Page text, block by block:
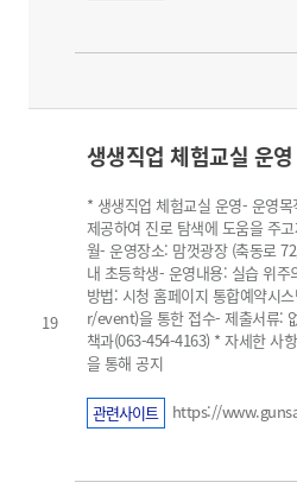
19
생생직업 체험교실 운영
* 생생직업 체험교실 운영- 운영
제공하여 진로 탐색에 도움을 주
월- 운영장소: 맘껏광장 (축동로
내 초등학생- 운영내용: 실습 위
방법: 시청 홈페이지 통합예약
r/event)을 통한 접수- 제출서류:
책과(063-454-4163) * 자세한 사
을 통해 공지
관련사이트 https://